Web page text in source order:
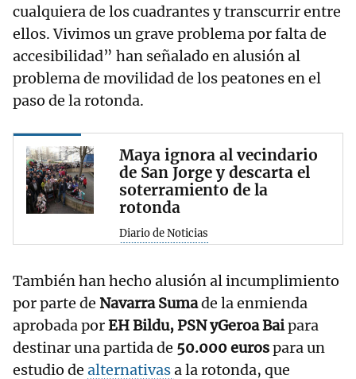
cualquiera de los cuadrantes y transcurrir entre
ellos. Vivimos un grave problema por falta de
accesibilidad” han señalado en alusión al
problema de movilidad de los peatones en el
paso de la rotonda.
Maya ignora al vecindario
de San Jorge y descarta el
soterramiento de la
rotonda
Diario de Noticias
También han hecho alusión al incumplimiento
por parte de Navarra Sumade la enmienda
aprobada porEH Bildu, PSN yGeroa Baipara
destinar una partida de 50.000 eurospara un
estudio de alternativasa la rotonda, que